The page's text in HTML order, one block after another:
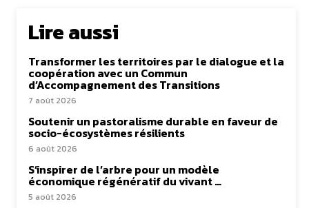
Lire aussi
Transformer les territoires par le dialogue et la
coopération avec un Commun
d’Accompagnement des Transitions
7 août 2026
Soutenir un pastoralisme durable en faveur de
socio-écosystèmes résilients
6 août 2026
S’inspirer de l’arbre pour un modèle
économique régénératif du vivant …
5 août 2026